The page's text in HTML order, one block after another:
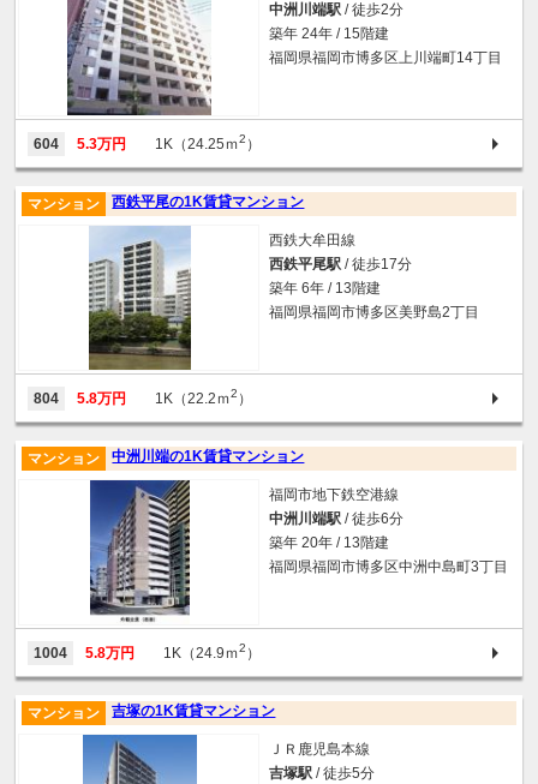
中洲川端駅 / 徒歩2分
築年 24年 / 15階建
福岡県福岡市博多区上川端町14丁目
604 5.3万円 1K（24.25ｍ2 ）
西鉄平尾の1K賃貸マンション
マンション
西鉄大牟田線
西鉄平尾駅 / 徒歩17分
築年 6年 / 13階建
福岡県福岡市博多区美野島2丁目
804 5.8万円 1K（22.2ｍ2 ）
中洲川端の1K賃貸マンション
マンション
福岡市地下鉄空港線
中洲川端駅 / 徒歩6分
築年 20年 / 13階建
福岡県福岡市博多区中洲中島町3丁目
1004 5.8万円 1K（24.9ｍ2 ）
吉塚の1K賃貸マンション
マンション
ＪＲ鹿児島本線
吉塚駅 / 徒歩5分